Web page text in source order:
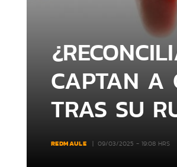
CAPTAN A
TRAS SU
REDMAULE 09/03/2025 - 19:08 HRS